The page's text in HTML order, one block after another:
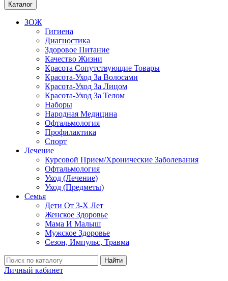
Каталог
ЗОЖ
Гигиена
Диагностика
Здоровое Питание
Качество Жизни
Красота Сопутствующие Товары
Красота-Уход За Волосами
Красота-Уход За Лицом
Красота-Уход За Телом
Наборы
Народная Медицина
Офтальмология
Профилактика
Спорт
Лечение
Курсовой Прием/Хронические Заболевания
Офтальмология
Уход (Лечение)
Уход (Предметы)
Семья
Дети От 3-Х Лет
Женское Здоровье
Мама И Малыш
Мужское Здоровье
Сезон, Импульс, Травма
Найти
Личный кабинет